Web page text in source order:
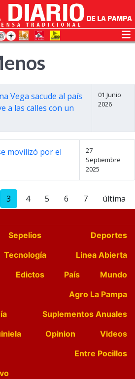
Vega sacude al país
a las calles con un
01 Junio
2026
movilizó por el
27
Septiembre
2025
3 4 5 6 7 última
Sepelios
Deportes
Tecnología
Linea Abierta
Edictos País
Mundo
Agro La Pampa
Suplementos Anuales
Opinion
Videos
Entre Pocillos